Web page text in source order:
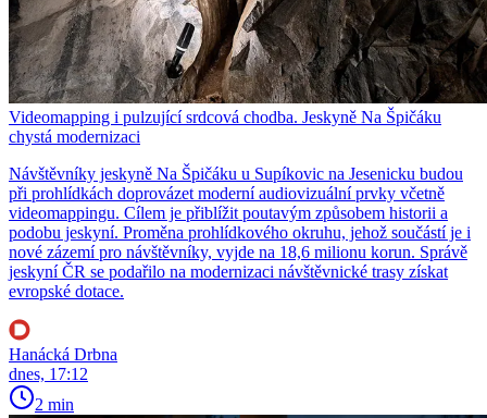
Videomapping i pulzující srdcová chodba. Jeskyně Na Špičáku
chystá modernizaci
Návštěvníky jeskyně Na Špičáku u Supíkovic na Jesenicku budou
při prohlídkách doprovázet moderní audiovizuální prvky včetně
videomappingu. Cílem je přiblížit poutavým způsobem historii a
podobu jeskyní. Proměna prohlídkového okruhu, jehož součástí je i
nové zázemí pro návštěvníky, vyjde na 18,6 milionu korun. Správě
jeskyní ČR se podařilo na modernizaci návštěvnické trasy získat
evropské dotace.
Hanácká Drbna
dnes, 17:12
2 min